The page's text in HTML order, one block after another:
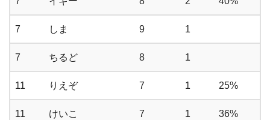
7 しま 9 1
7 ちるど 8 1
11 りえぞ 7 1 25%
11 けいこ 7 1 36%